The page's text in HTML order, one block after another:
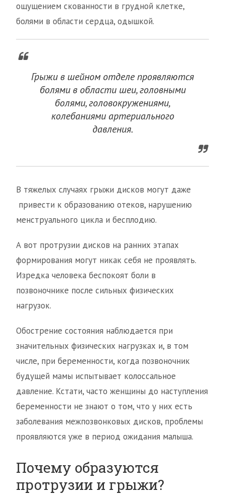
ощущением скованности в грудной клетке,
болями в области сердца, одышкой.
Грыжи в шейном отделе проявляются
болями в области шеи, головными
болями, головокружениями,
колебаниями артериального
давления.
В тяжелых случаях грыжи дисков могут даже
привести к образованию отеков, нарушению
менструального цикла и бесплодию.
А вот протрузии дисков на ранних этапах
формирования могут никак себя не проявлять.
Изредка человека беспокоят боли в
позвоночнике после сильных физических
нагрузок.
Обострение состояния наблюдается при
значительных физических нагрузках и, в том
числе, при беременности, когда позвоночник
будущей мамы испытывает колоссальное
давление. Кстати, часто женщины до наступления
беременности не знают о том, что у них есть
заболевания межпозвонковых дисков, проблемы
проявляются уже в период ожидания малыша.
Почему образуются
протрузии и грыжи?